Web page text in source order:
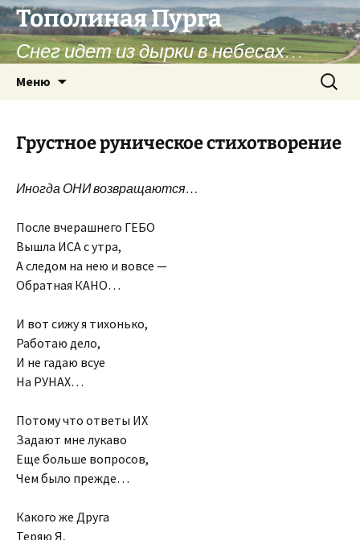
Перейти
к
содержимому
Тополиная Пурга
Снег идет из дырки в небесах…
Меню Найти:
Грустное руническое стихотворение
Иногда ОНИ возвращаются…
После вчерашнего ГЕБО
Вышла ИСА с утра,
А следом на нею и вовсе —
Обратная КАНО…
И вот сижу я тихонько,
Работаю дело,
И не гадаю всуе
На РУНАХ…
Потому что ответы ИХ
Задают мне лукаво
Еще больше вопросов,
Чем было прежде…
Какого же Друга
Теряю Я,